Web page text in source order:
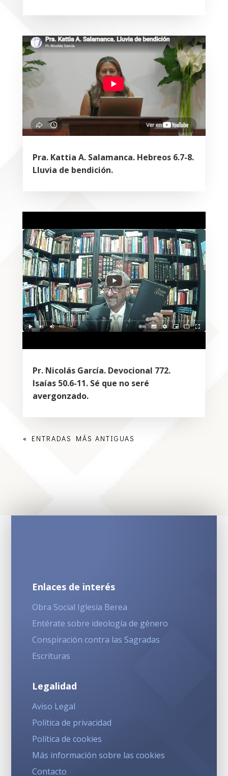
Pra. Kattia A. Salamanca. Hebreos 6.7-8.
Lluvia de bendición.
Pr. Nicolás García. Devocional 772.
Isaías 50.6-11. Sé que no seré
avergonzado.
« ENTRADAS MÁS ANTIGUAS
Enlaces de interés
Obra Social Iglesia Berea
Entérate sobre ideología de género
Conspiración contra las Sagradas
Escrituras
Legalidad
Aviso Legal
Política de privacidad
Política de cookies
Más información sobre las cookies
Contacto